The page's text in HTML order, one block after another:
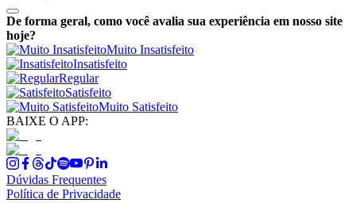
De forma geral, como você avalia sua experiência em nosso site
hoje?
Muito Insatisfeito
Insatisfeito
Regular
Satisfeito
Muito Satisfeito
BAIXE O APP:
Dúvidas Frequentes
Política de Privacidade